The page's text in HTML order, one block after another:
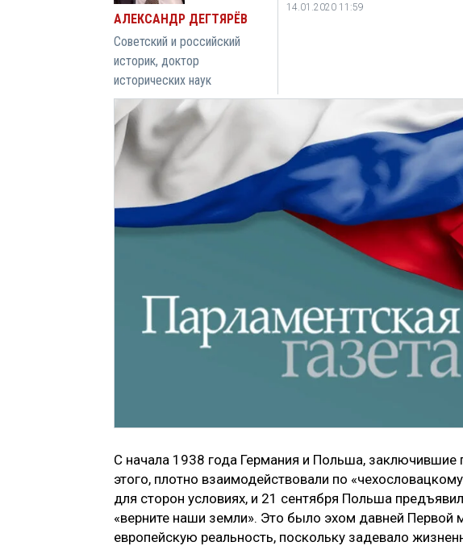
АЛЕКСАНДР ДЕГТЯРЁВ
Советский и российский
историк, доктор
исторических наук
14.01.2020 11:59
С начала 1938 года Германия и Польша, заключившие
этого, плотно взаимодействовали по
для сторон условиях, и 21 сентября Польша
«верните наши земли». Это было эхом давней Первой
европейскую реальность, поскольку задевало